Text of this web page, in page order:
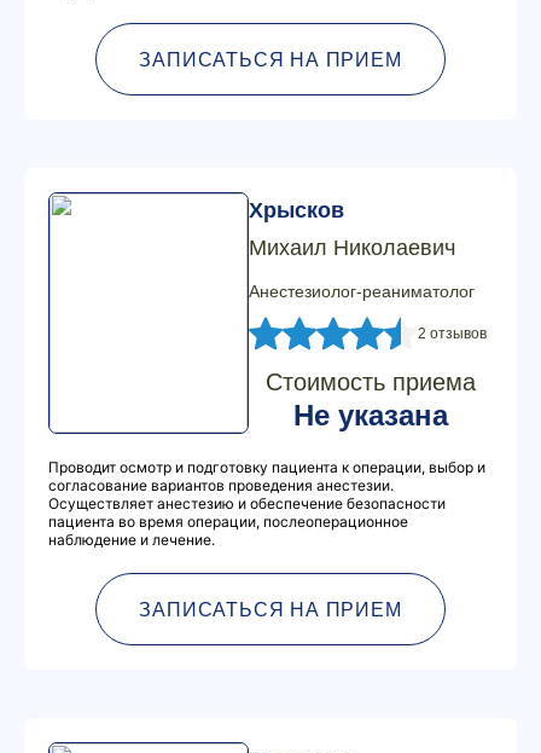
ЗАПИСАТЬСЯ НА ПРИЕМ
Хрысков
Михаил Николаевич
Анестезиолог-реаниматолог
2 отзывов
Стоимость приема
Не указана
Проводит осмотр и подготовку пациента к операции, выбор и
согласование вариантов проведения анестезии.
Осуществляет анестезию и обеспечение безопасности
пациента во время операции, послеоперационное
наблюдение и лечение.
ЗАПИСАТЬСЯ НА ПРИЕМ